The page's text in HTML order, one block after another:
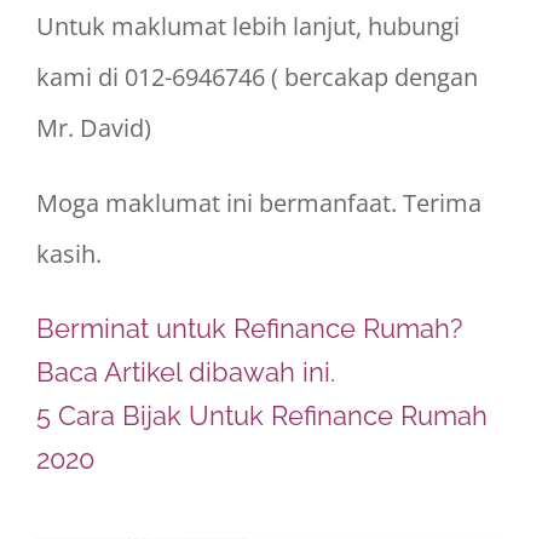
Untuk maklumat lebih lanjut, hubungi
kami di 012-6946746 ( bercakap dengan
Mr. David)
Moga maklumat ini bermanfaat. Terima
kasih.
Berminat untuk Refinance Rumah?
Baca Artikel dibawah ini.
5 Cara Bijak Untuk Refinance Rumah
2020